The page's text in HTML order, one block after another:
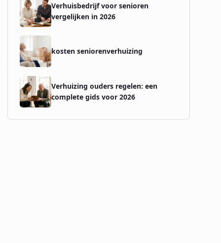
Verhuisbedrijf voor senioren
vergelijken in 2026
kosten seniorenverhuizing
Verhuizing ouders regelen: een
complete gids voor 2026